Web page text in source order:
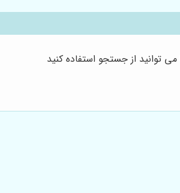
توانید از جستجو استفاده کنید